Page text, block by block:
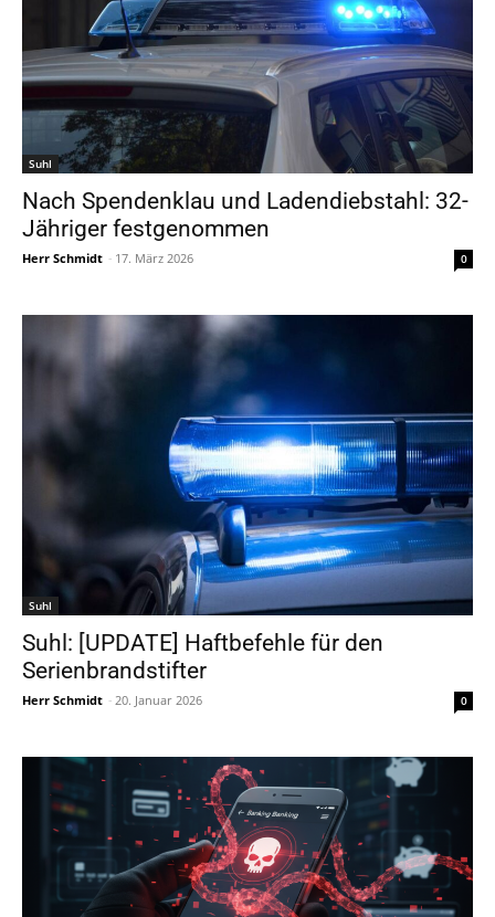
Suhl
Nach Spendenklau und Ladendiebstahl: 32-
Jähriger festgenommen
Herr Schmidt - 17. März 2026 0
Suhl
Suhl: [UPDATE] Haftbefehle für den
Serienbrandstifter
Herr Schmidt - 20. Januar 2026 0